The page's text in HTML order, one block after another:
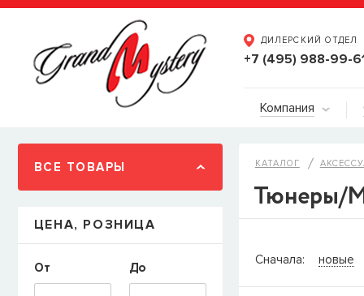
ДИЛЕРСКИЙ ОТДЕЛ
+7 (495) 988-99-
Компания
ВСЕ ТОВАРЫ
ЦЕНА, РОЗНИЦА
От До
КАТАЛОГ
Тюнеры/
ТовараСтруны
Сначала: новые